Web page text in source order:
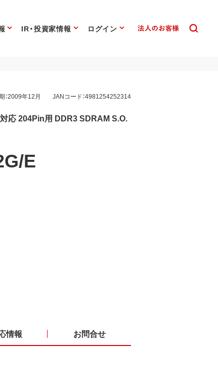
IR・投資家情報 ログイン
：2009年12月 JANコード：4981254252314
対応 204Pin用 DDR3 SDRAM S.O.
E
情報 お問合せ